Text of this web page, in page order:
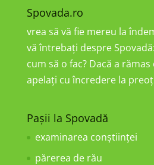
Spovada.ro
vrea să vă fie mereu la
vă întrebați despre
cum să o fac? Dacă a
apelați cu încredere la
Pașii la Spovadă
examinarea conştiinţei
părerea de rău